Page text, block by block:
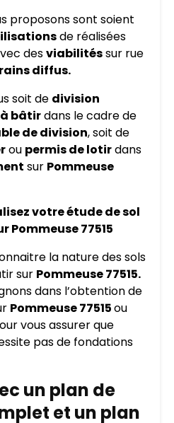
proposons sont soient
de réalisées
desviabilitéssur rue
diffus.
soit de division
bâtirdans le cadre de
de division, soit de
ou permis de lotirdans
sur Pommeuse
votre étude de sol
Pommeuse 77515
la nature des sols
sur Pommeuse 77515.
dans l’obtention de
Pommeuse 77515ou
vous assurer que
pas de fondations
un plan de
et un plan